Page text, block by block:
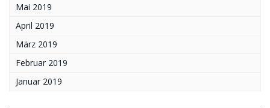
Mai 2019
April 2019
März 2019
Februar 2019
Januar 2019